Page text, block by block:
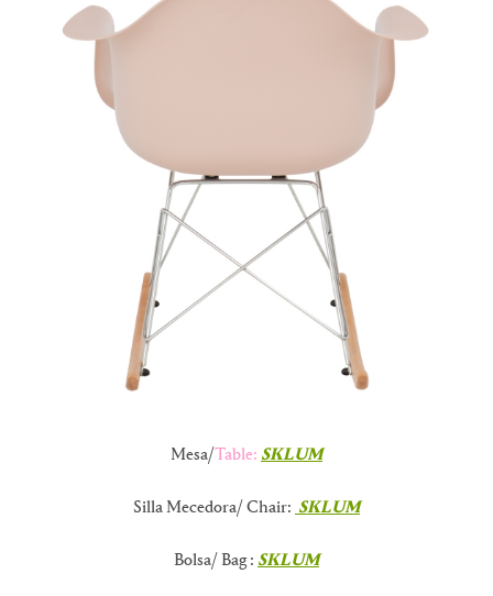
Mesa/Table: SKLUM
Silla Mecedora/ Chair: SKLUM
Bolsa/ Bag : SKLUM